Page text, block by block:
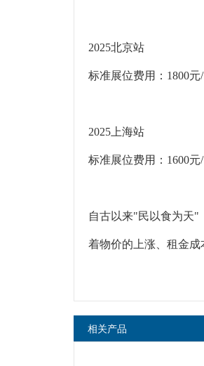
2025北京站
标准展位费用：1800
2025上海站
标准展位费用：1600
自古以来"民以食为天"
着物价的上涨、租金
相关产品